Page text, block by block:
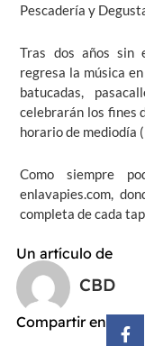
Pescadería y
Tras dos años sin
regresa la música
batucadas,
celebrarán los fines
horario de mediodía
Como siempre
enlavapies.com,
completa de cada
Un artículo de
CBD
Compartir en